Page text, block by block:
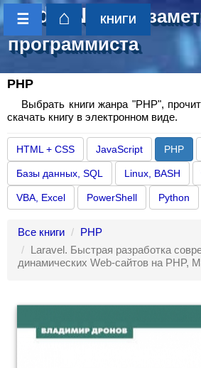
CoderNotes-
программиста
⌂
☰ КНИГИ
PHP
Выбрать книги жанра "PHP",
скачать книгу в электронном виде.
HTML + CSS JavaScript PHP
Базы данных, SQL Linux, BASH
VBA, Excel PowerShell Python
Все книги
PHP
Laravel. Быстрая разработка
динамических Web-сайтов на PHP,